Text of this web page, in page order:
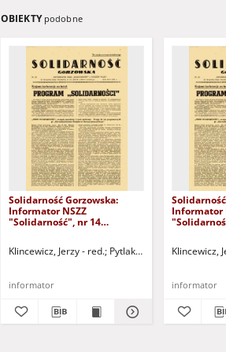
OBIEKTY podobne
Solidarność Gorzowska:
Informator NSZZ
"Solidarność", nr 14
Klincewicz, Jerzy - red. Pytlak, Grażyna - red.
informator
Informator
Klincewicz,
informator